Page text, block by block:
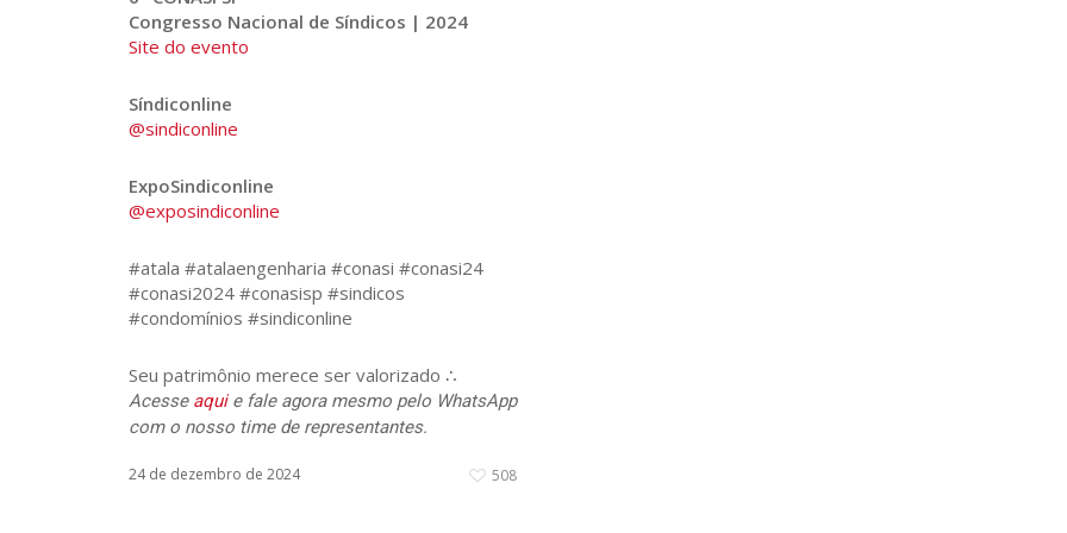
Congresso Nacional de Síndicos | 2024
Site do evento
Síndiconline
@sindiconline
ExpoSindiconline
@exposindiconline
#atala #atalaengenharia #conasi #conasi24
#conasi2024 #conasisp #sindicos
#condomínios #sindiconline
Seu patrimônio merece ser valorizado ∴
Acesse aquie fale agora mesmo pelo WhatsApp
com o nosso time de representantes.
24 de dezembro de 2024 508